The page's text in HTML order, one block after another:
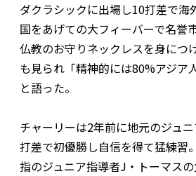
ダクラシックに出場し10打差で海
国をあげての大フィーバーで名誉
仏教のお守りネックレスを身につ
も見られ「精神的には80%アジア
と語った。
チャーリーは2年前に地元のジュ
打差で初優勝し自信を得て猛練習
指のジュニア指導者J・トーマス